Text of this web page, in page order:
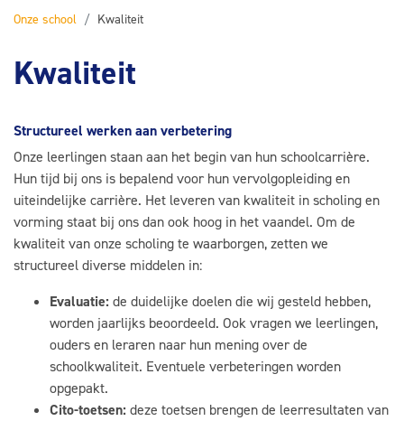
Onze school Kwaliteit
Kwaliteit
Structureel werken aan verbetering
Onze leerlingen staan aan het begin van hun schoolcarrière.
Hun tijd bij ons is bepalend voor hun vervolgopleiding en
uiteindelijke carrière. Het leveren van kwaliteit in scholing en
vorming staat bij ons dan ook hoog in het vaandel. Om de
kwaliteit van onze scholing te waarborgen, zetten we
structureel diverse middelen in:
Evaluatie: de duidelijke doelen die wij gesteld hebben,
worden jaarlijks beoordeeld. Ook vragen we leerlingen,
ouders en leraren naar hun mening over de
schoolkwaliteit. Eventuele verbeteringen worden
opgepakt.
Cito-toetsen: deze toetsen brengen de leerresultaten van